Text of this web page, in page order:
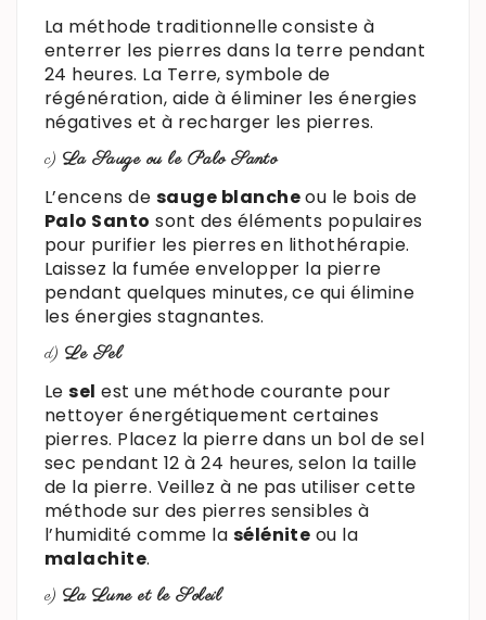
La méthode traditionnelle consiste à
enterrer les pierres dans la terre pendant
24 heures. La Terre, symbole de
régénération, aide à éliminer les énergies
négatives et à recharger les pierres.
c)La Sauge ou le Palo Santo
L’encens de sauge blancheou le bois de
Palo Santo sont des éléments populaires
pour purifier les pierres en lithothérapie.
Laissez la fumée envelopper la pierre
pendant quelques minutes, ce qui élimine
les énergies stagnantes.
d)Le Sel
Lesel est une méthode courante pour
nettoyer énergétiquement certaines
pierres. Placez la pierre dans un bol de sel
sec pendant 12 à 24 heures, selon la taille
de la pierre. Veillez à ne pas utiliser cette
méthode sur des pierres sensibles à
l’humidité comme la sélénite ou la
malachite.
e)La Lune et le Soleil